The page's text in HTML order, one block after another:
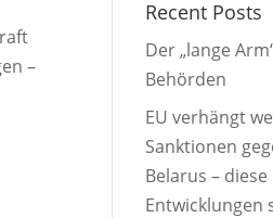
–
Recent Posts
Der „lange
Behörden
EU verhängt
Sanktionen
Belarus – diese
Entwicklungen